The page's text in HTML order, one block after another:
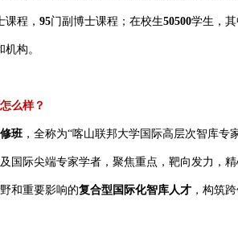
课程， 95门副博士课程；在校生50500学生，
构。
么样？
班，全称为“喀山联邦大学国际高层次智库专
国际尖端专家学者，聚焦重点，靶向发力，
和重要影响的复合型国际化智库人才 ，构筑